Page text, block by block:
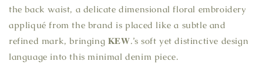
the back waist, a delicate dimensional floral embroidery
appliqué from the brand is placed like a subtle and
refined mark, bringing 𝐊𝐄𝐖.’s soft yet distinctive design
language into this minimal denim piece.